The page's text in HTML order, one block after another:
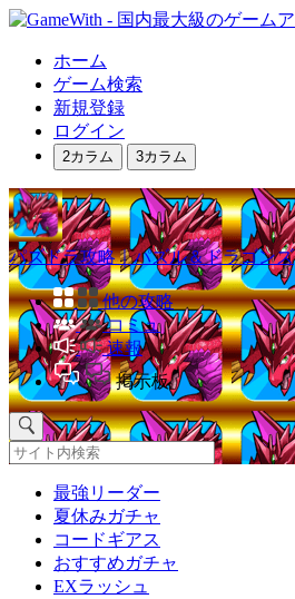
ホーム
ゲーム検索
新規登録
ログイン
2カラム 3カラム
パズドラ攻略｜パズル＆ドラゴンズ
他の攻略
コミュ
速報
掲示板
最強リーダー
夏休みガチャ
コードギアス
おすすめガチャ
EXラッシュ